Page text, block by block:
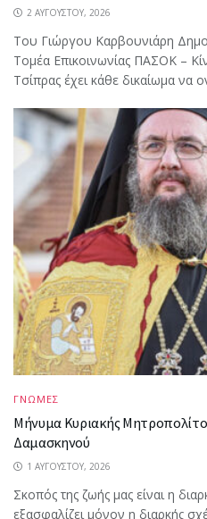
2 ΑΥΓΟΎΣΤΟΥ, 2026
Του Γιώργου Καρβουνιάρη
Τομέα Επικοινωνίας ΠΑΣΟΚ –
Τσίπρας έχει κάθε δικαίωμα να
ΓΝΩΜΕΣ
Μήνυμα Κυριακής
Δαμασκηνού
1 ΑΥΓΟΎΣΤΟΥ, 2026
Σκοπός της ζωής μας είναι η
εξασφαλίζει μόνον η διαρκής